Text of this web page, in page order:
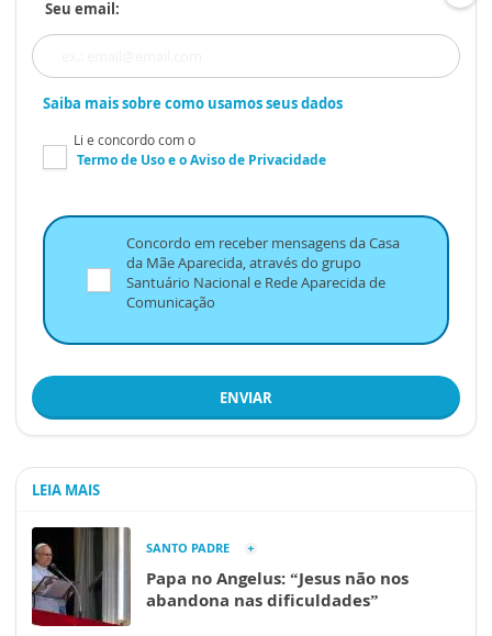
Seu email:
Saiba mais sobre como usamos seus dados
Li e concordo com o
Termo de Usoe oAviso de Privacidade
Concordo em receber mensagens da Casa
da Mãe Aparecida, através do grupo
Santuário Nacional e Rede Aparecida de
Comunicação
ENVIAR
LEIA MAIS
SANTO PADRE
Papa no Angelus: “Jesus não nos
abandona nas dificuldades”